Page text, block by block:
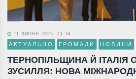
11 ЛИПНЯ 2025, 21:34
АКТУАЛЬНО ГРОМАДИ НОВИНИ
ТЕРНОПІЛЬЩИНА Й ІТАЛІЯ
ЗУСИЛЛЯ: НОВА